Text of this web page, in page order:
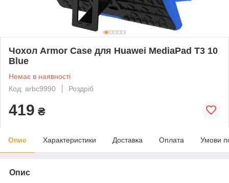
Чохол Armor Case для Huawei MediaPad T3 10
Blue
Немає в наявності
Код: arbc9990
Роздріб
419 ₴
Опис Характеристики Доставка Оплата Умови
Опис